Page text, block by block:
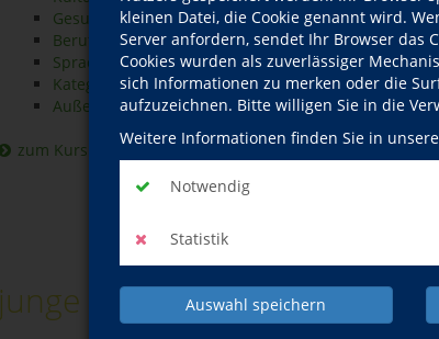
kleinen Datei, die Cookie genannt wird.
Server anfordern, sendet Ihr Browser das
Cookies wurden als zuverlässiger
sich Informationen zu merken oder die
aufzuzeichnen. Bitte willigen Sie in die
Weitere Informationen finden Sie in
Notwendig
Statistik
Auswahl speichern
Gesundheit
Beruf
Sprachen
Kategorie
Außenstellen
zum Kursprogramm
junge vhs